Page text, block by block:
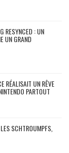
RESYNCED : UN
UN GRAND
RÉALISAIT UN RÊVE
PARTOUT
SCHTROUMPFS,